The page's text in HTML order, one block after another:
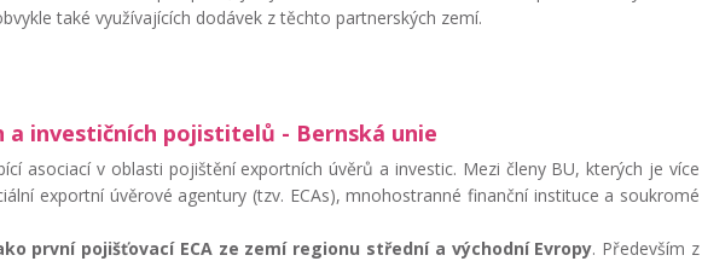
také využívajících dodávek z těchto partnerských zemí.
a investičních pojistitelů - Bernská unie
asociací v oblasti pojištění exportních úvěrů a investic. Mezi členy BU, kterých je více
exportní úvěrové agentury (tzv. ECAs), mnohostranné finanční instituce a soukromé
první pojišťovací ECA ze zemí regionu střední a východní Evropy. Především z